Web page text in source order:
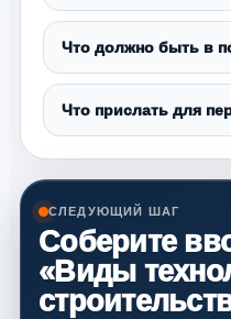
Что должно быть в
Что прислать для
СЛЕДУЮЩИЙ ШАГ
Соберите
«Виды